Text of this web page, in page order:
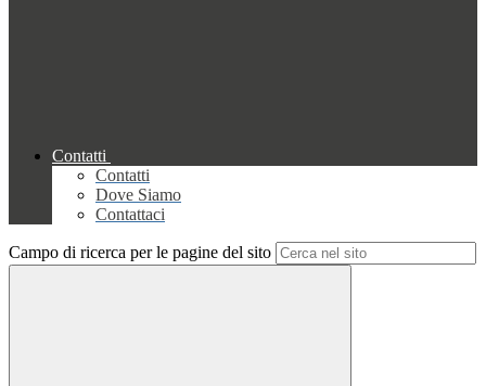
Contatti
Contatti
Dove Siamo
Contattaci
Campo di ricerca per le pagine del sito